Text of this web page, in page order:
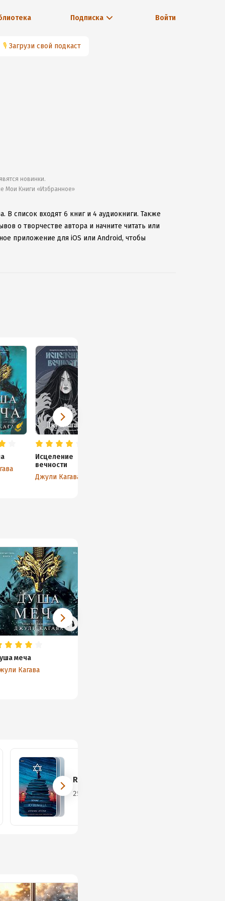
Подписка Войти
🎙 Загрузи свой подкаст
новинки.
Мои Книги «Избранное»
В список входят 6 книг и 4 аудиокниги. Также
о творчестве автора и начните читать или
приложение для iOS или Android, чтобы
Исцеление
вечности
Джули Кагава
меча
Кагава
REBEL
25 книг